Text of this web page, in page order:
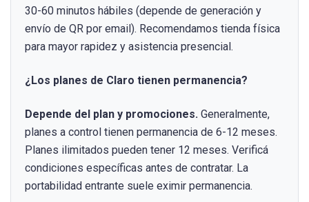
30-60 minutos hábiles (depende de generación y
envío de QR por email). Recomendamos tienda física
para mayor rapidez y asistencia presencial.
¿Los planes de Claro tienen permanencia?
Depende del plan y promociones. Generalmente,
planes a control tienen permanencia de 6-12 meses.
Planes ilimitados pueden tener 12 meses. Verificá
condiciones específicas antes de contratar. La
portabilidad entrante suele eximir permanencia.